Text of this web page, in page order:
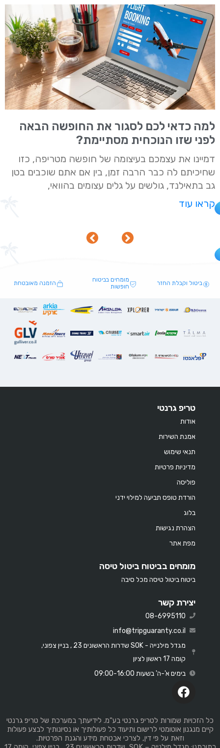
למה כדאי לכם לסגור את החופשה הבאה
לפני שזו הנוכחית מסתיימת?
דמיינו את עצמכם בעיצומה של חופשה מטריפה, כזו
שחיכיתם לה כבר הרבה זמן, בין אם אתם שוכבים בטן
גב בתאילנד, גולשים על גלים עצומים בהוואי,
קראו עוד
ביטול וקבלת החזר
מומחים בביטוח
חופשות
הזמנה מאובטחת
טריפ גרנטי
אודות
אמנת השירות
תנאי שימוש
מדיניות פרטיות
פוליסה
הורדת טופס תביעה למילוי ידני
בלוג
הצהרת נגישות
מפת אתר
מומחים בביטוח ביטול טיסה
ביטוח ביטול טיסה מכל סיבה
יצירת קשר
08-6995110
info@tripguaranty.co.il
מגדל מילנייה - SOK שדרות הראשונים 23 , בניין צפוני,
קומה 17 ראשון לציון
בימים א'-ה' בשעות 09:00-16:00
כל הזכויות שמורות לטריפ גרנטי בע”מ. לידיעתך במערכת של טריפ גרנטי
קיים מנגנון אוטומטי לרישום ותיעוד כל פעולותיך או נסיונותיך לבצע פעולות
וזאת על פי דין, לצרכי אבטחת מידע והגנת הפרטיות.